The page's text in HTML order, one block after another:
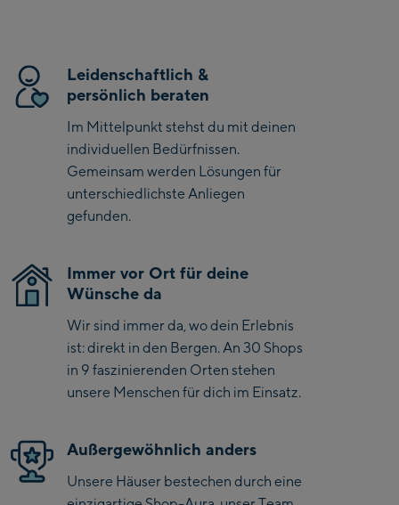
Schmittenhöhebahn
Talstation / Valley
station
CityXPress Talstation /
Valley station
AreitXpress Talstation /
Valley station
Drive-in Areit III
Bergstation / Top
Saalfelden
Saalbach Life.Style
Kohlmaisbahn
Saalbach Ski-Service
Leidenschaftlich &
persönlich beraten
Im Mittelpunkt stehst du mit deinen
individuellen Bedürfnissen.
Gemeinsam werden Lösungen für
unterschiedlichste Anliegen
gefunden.
Immer vor Ort für deine
Wünsche da
Wir sind immer da, wo dein Erlebnis
ist: direkt in den Bergen. An 30 Shops
in 9 faszinierenden Orten stehen
unsere Menschen für dich im Einsatz.
Außergewöhnlich anders
Unsere Häuser bestechen durch eine